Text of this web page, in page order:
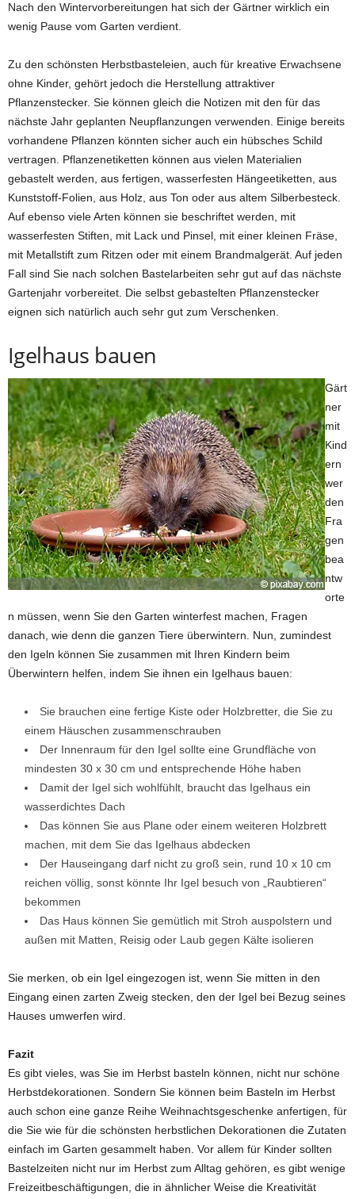
Nach den Wintervorbereitungen hat sich der Gärtner wirklich ein
wenig Pause vom Garten verdient.
Zu den schönsten Herbstbasteleien, auch für kreative Erwachsene
ohne Kinder, gehört jedoch die Herstellung attraktiver
Pflanzenstecker. Sie können gleich die Notizen mit den für das
nächste Jahr geplanten Neupflanzungen verwenden. Einige bereits
vorhandene Pflanzen könnten sicher auch ein hübsches Schild
vertragen. Pflanzenetiketten können aus vielen Materialien
gebastelt werden, aus fertigen, wasserfesten Hängeetiketten, aus
Kunststoff-Folien, aus Holz, aus Ton oder aus altem Silberbesteck.
Auf ebenso viele Arten können sie beschriftet werden, mit
wasserfesten Stiften, mit Lack und Pinsel, mit einer kleinen Fräse,
mit Metallstift zum Ritzen oder mit einem Brandmalgerät. Auf jeden
Fall sind Sie nach solchen Bastelarbeiten sehr gut auf das nächste
Gartenjahr vorbereitet. Die selbst gebastelten Pflanzenstecker
eignen sich natürlich auch sehr gut zum Verschenken.
Igelhaus bauen
Gärt
ner
mit
Kind
ern
wer
den
Fra
gen
bea
ntw
orte
n müssen, wenn Sie den Garten winterfest machen, Fragen
danach, wie denn die ganzen Tiere überwintern. Nun, zumindest
den Igeln können Sie zusammen mit Ihren Kindern beim
Überwintern helfen, indem Sie ihnen ein Igelhaus bauen:
Sie brauchen eine fertige Kiste oder Holzbretter, die Sie zu
einem Häuschen zusammenschrauben
Der Innenraum für den Igel sollte eine Grundfläche von
mindesten 30 x 30 cm und entsprechende Höhe haben
Damit der Igel sich wohlfühlt, braucht das Igelhaus ein
wasserdichtes Dach
Das können Sie aus Plane oder einem weiteren Holzbrett
machen, mit dem Sie das Igelhaus abdecken
Der Hauseingang darf nicht zu groß sein, rund 10 x 10 cm
reichen völlig, sonst könnte Ihr Igel besuch von „Raubtieren“
bekommen
Das Haus können Sie gemütlich mit Stroh auspolstern und
außen mit Matten, Reisig oder Laub gegen Kälte isolieren
Sie merken, ob ein Igel eingezogen ist, wenn Sie mitten in den
Eingang einen zarten Zweig stecken, den der Igel bei Bezug seines
Hauses umwerfen wird.
Fazit
Es gibt vieles, was Sie im Herbst basteln können, nicht nur schöne
Herbstdekorationen. Sondern Sie können beim Basteln im Herbst
auch schon eine ganze Reihe Weihnachtsgeschenke anfertigen, für
die Sie wie für die schönsten herbstlichen Dekorationen die Zutaten
einfach im Garten gesammelt haben. Vor allem für Kinder sollten
Bastelzeiten nicht nur im Herbst zum Alltag gehören, es gibt wenige
Freizeitbeschäftigungen, die in ähnlicher Weise die Kreativität